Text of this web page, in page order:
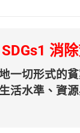
消
一切形式的
活水準、資